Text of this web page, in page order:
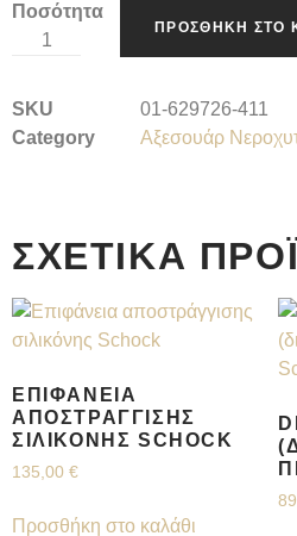
Ποσότητα
ΠΡΟΣΘΉΚΗ ΣΤΟ
SKU
01-629726-411
Category
Αξεσουάρ
ΣΧΕΤΙΚΆ
ΕΠΙΦΆΝΕΙΑ
ΑΠΟΣΤΡΆΓΓΙΣΗΣ
ΣΙΛΙΚΌΝΗΣ SCHOCK
135,00 €
Προσθήκη στο καλάθι